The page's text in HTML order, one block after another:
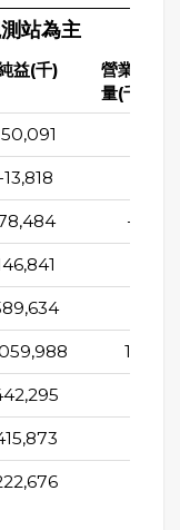
站為主
益(千)
營業活動
量(千)
-13,818
-